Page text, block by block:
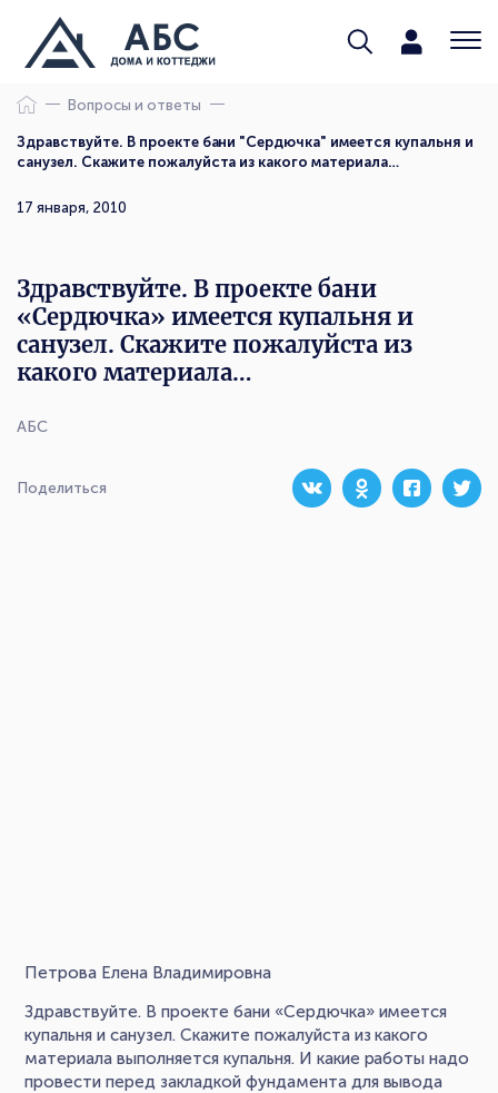
Вопросы и ответы
Здравствуйте. В проекте бани "Сердючка" имеется купальня и
санузел. Скажите пожалуйста из какого материала…
АБС
17 января, 2010
Здравствуйте. В проекте бани
«Сердючка» имеется купальня и
санузел. Скажите пожалуйста из
какого материала…
Поделиться
Петрова Елена Владимировна
Здравствуйте. В проекте бани «Сердючка» имеется
купальня и санузел. Скажите пожалуйста из какого
материала выполняется купальня. И какие работы надо
провести перед закладкой фундамента для вывода